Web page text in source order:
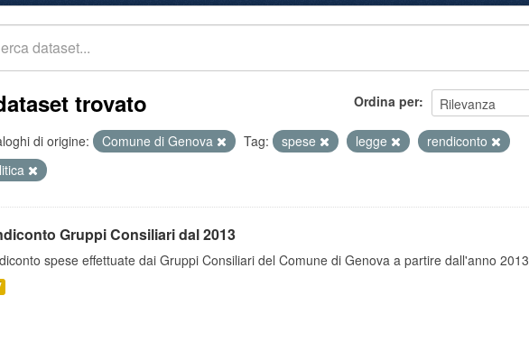
Ordina per
trovato
di origine: Comune di Genova Tag: spese legge
rendiconto
Gruppi Consiliari dal 2013
spese effettuate dai Gruppi Consiliari del Comune di Genova a partire dall'anno 2013